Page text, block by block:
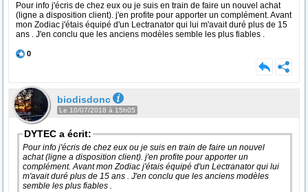
Pour info j'écris de chez eux ou je suis en train de faire un nouvel achat
(ligne a disposition client). j'en profite pour apporter un complément. Avant
mon Zodiac j'étais équipé d'un Lectranator qui lui m'avait duré plus de 15
ans . J'en conclu que les anciens modèles semble les plus fiables .
0
biodisdonc
Le 10/07/2018 à 15h05
DYTEC a écrit:
Pour info j'écris de chez eux ou je suis en train de faire un nouvel
achat (ligne a disposition client). j'en profite pour apporter un
complément. Avant mon Zodiac j'étais équipé d'un Lectranator qui lui
m'avait duré plus de 15 ans . J'en conclu que les anciens modèles
semble les plus fiables .